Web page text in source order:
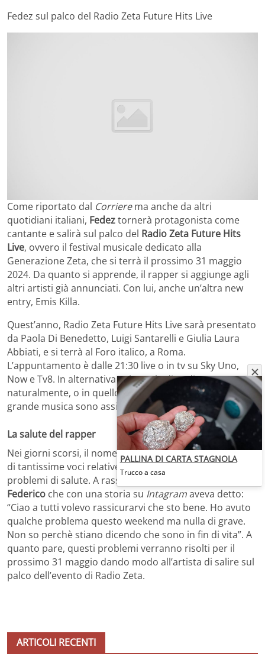
Fedez sul palco del Radio Zeta Future Hits Live
Come riportato dal Corrierema anche da altri
quotidiani italiani, Fedeztornerà protagonista come
cantante e salirà sul palco del Radio Zeta Future Hits
Live, ovvero il festival musicale dedicato alla
Generazione Zeta, che si terrà il prossimo 31 maggio
2024. Da quanto si apprende, il rapper si aggiunge agli
altri artisti già annunciati. Con lui, anche un’altra new
entry, Emis Killa.
Quest’anno, Radio Zeta Future Hits Live sarà presentato
da Paola Di Benedetto, Luigi Santarelli e Giulia Laura
Abbiati, e si terrà al Foro italico, a Roma.
L’appuntamento è dalle 21:30 live o in tv su Sky Uno,
Now e Tv8. In alternativa sul canale di Radio Zeta,
naturalmente, o in quello di Rtl 102.5. Lo spettacolo e la
grande musica sono assicurati.
La salute del rapper
Nei giorni scorsi, il nome del rapper era stato al centro
di tantissime voci relative ad un suo ricovero per
problemi di salute. A rassicurare tutti era stato lo stesso
Federico che con una storia su Intagramaveva detto:
“Ciao a tutti volevo rassicurarvi che sto bene. Ho avuto
qualche problema questo weekend ma nulla di grave.
Non so perchè stiano dicendo che sono in fin di vita”. A
quanto pare, questi problemi verranno risolti per il
prossimo 31 maggio dando modo all’artista di salire sul
palco dell’evento di Radio Zeta.
ARTICOLI RECENTI
PALLINA DI CARTA STAGNOLA
Trucco a casa